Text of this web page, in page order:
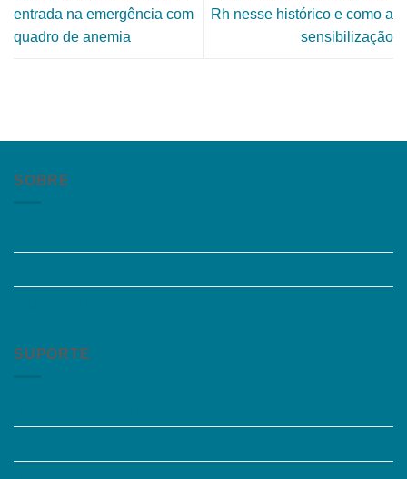
entrada na emergência com
quadro de anemia
Rh nesse histórico e como a
sensibilização
SOBRE
SUPORTE